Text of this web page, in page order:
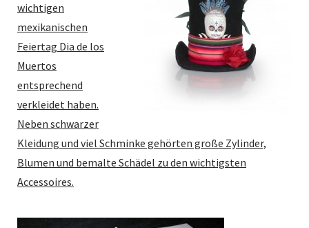
wichtigen
mexikanischen
Feiertag Dia de los
Muertos
entsprechend
verkleidet haben.
Neben schwarzer
Kleidung und viel Schminke gehörten große Zylinder,
Blumen und bemalte Schädel zu den wichtigsten
Accessoires.